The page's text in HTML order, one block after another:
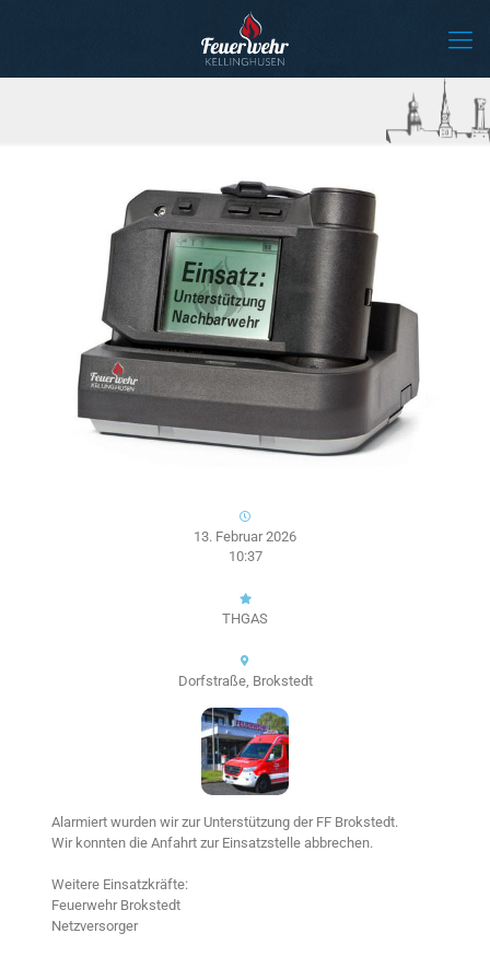
13. Februar 2026
10:37
THGAS
Dorfstraße, Brokstedt
Alarmiert wurden wir zur Unterstützung der FF Brokstedt.
Wir konnten die Anfahrt zur Einsatzstelle abbrechen.
Weitere Einsatzkräfte:
Feuerwehr Brokstedt
Netzversorger